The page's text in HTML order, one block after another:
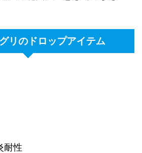
リのドロップアイテム
耐性